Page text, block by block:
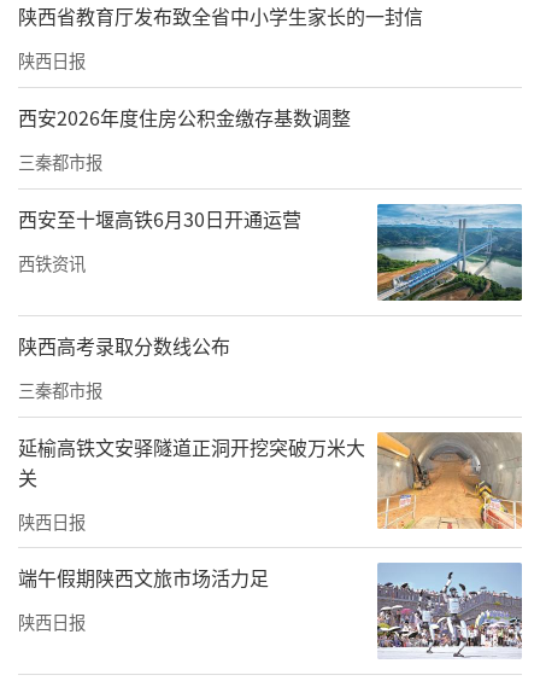
陕西省教育厅发布致全省中小学生家长的一封信
陕西日报
西安2026年度住房公积金缴存基数调整
三秦都市报
西安至十堰高铁6月30日开通运营
西铁资讯
陕西高考录取分数线公布
三秦都市报
延榆高铁文安驿隧道正洞开挖突破万米大
关
陕西日报
端午假期陕西文旅市场活力足
陕西日报